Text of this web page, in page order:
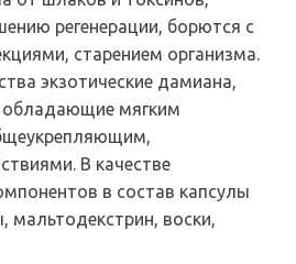
регенерации, борются с
старением организма.
экзотические дамиана,
обладающие мягким
В качестве
в состав капсулы
мальтодекстрин, воски,